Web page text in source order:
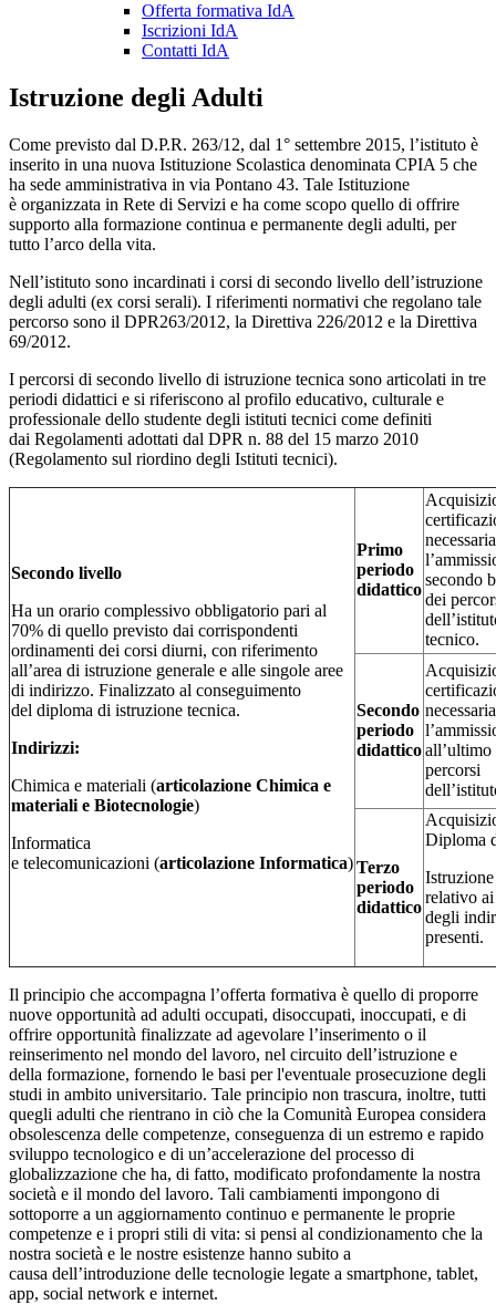
Offerta formativa IdA
Iscrizioni IdA
Contatti IdA
Istruzione degli Adulti
Come previsto dal D.P.R. 263/12, dal 1° settembre 2015, l’istituto è
inserito in una nuova Istituzione Scolastica denominata CPIA 5 che
ha sede amministrativa in via Pontano 43. Tale Istituzione
è organizzata in Rete di Servizi e ha come scopo quello di offrire
supporto alla formazione continua e permanente degli adulti, per
tutto l’arco della vita.
Nell’istituto sono incardinati i corsi di secondo livello dell’istruzione
degli adulti (ex corsi serali). I riferimenti normativi che regolano tale
percorso sono il DPR263/2012, la Direttiva 226/2012 e la Direttiva
69/2012.
I percorsi di secondo livello di istruzione tecnica sono articolati in tre
periodi didattici e si riferiscono al profilo educativo, culturale e
professionale dello studente degli istituti tecnici come definiti
dai Regolamenti adottati dal DPR n. 88 del 15 marzo 2010
(Regolamento sul riordino degli Istituti tecnici).
Secondo livello
Ha un orario complessivo obbligatorio pari al
70% di quello previsto dai corrispondenti
ordinamenti dei corsi diurni, con riferimento
all’area di istruzione generale e alle singole aree
di indirizzo. Finalizzato al conseguimento
del diploma di istruzione tecnica.
Indirizzi:
Chimica e materiali (articolazione Chimica e
materiali e Biotecnologie)
Informatica
e telecomunicazioni (articolazione Informatica)
Primo
periodo
didattico
secondo
dei
tecnico.
Secondo
periodo
didatticoall’ultimo
percorsi
Terzo
periodo
didattico
Diploma
relativo
degli
presenti.
Il principio che accompagna l’offerta formativa è quello di proporre
nuove opportunità ad adulti occupati, disoccupati, inoccupati, e di
offrire opportunità finalizzate ad agevolare l’inserimento o il
reinserimento nel mondo del lavoro, nel circuito dell’istruzione e
della formazione, fornendo le basi per l'eventuale prosecuzione degli
studi in ambito universitario. Tale principio non trascura, inoltre, tutti
quegli adulti che rientrano in ciò che la Comunità Europea considera
obsolescenza delle competenze, conseguenza di un estremo e rapido
sviluppo tecnologico e di un’accelerazione del processo di
globalizzazione che ha, di fatto, modificato profondamente la nostra
società e il mondo del lavoro. Tali cambiamenti impongono di
sottoporre a un aggiornamento continuo e permanente le proprie
competenze e i propri stili di vita: si pensi al condizionamento che la
nostra società e le nostre esistenze hanno subito a
causa dell’introduzione delle tecnologie legate a smartphone, tablet,
app, social network e internet.